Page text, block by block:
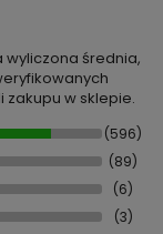
wyliczona średnia,
zakupu w sklepie.
(596)
(89)
(6)
(3)